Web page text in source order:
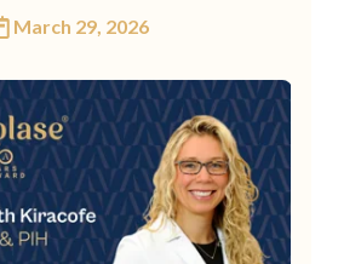
March 29, 2026